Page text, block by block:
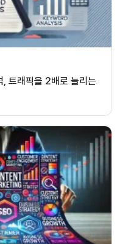
, 트래픽을 2배로 늘리는